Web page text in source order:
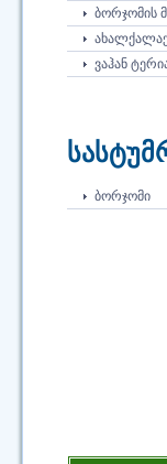
ᲑᲝᲠᲯᲝᲛᲘᲡ
ᲕᲐᲰᲐᲜ
ᲑᲝᲠᲯᲝᲛᲘ